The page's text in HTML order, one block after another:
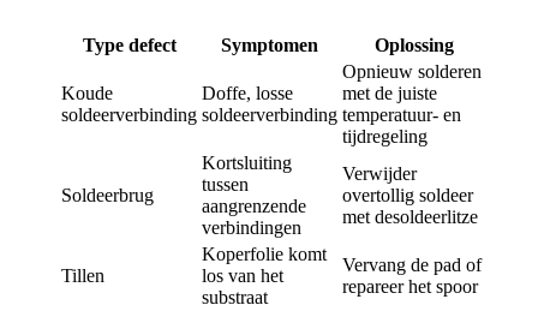
Type defect Symptomen Oplossing
Koude
soldeerverbinding
Doffe, losse
soldeerverbinding
Opnieuw solderen
met de juiste
temperatuur- en
tijdregeling
Soldeerbrug
Kortsluiting
tussen
aangrenzende
verbindingen
Verwijder
overtollig soldeer
met desoldeerlitze
Tillen
Koperfolie komt
los van het
substraat
Vervang de pad of
repareer het spoor